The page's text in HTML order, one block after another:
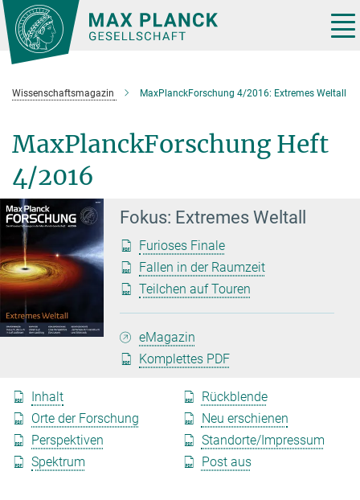
Hauptinhalt
Wissenschaftsmagazin MaxPlanckForschung 4/2016: Extremes Weltall
MaxPlanckForschung Heft
4/2016
Fokus: Extremes Weltall
Furioses Finale
Fallen in der Raumzeit
Teilchen auf Touren
eMagazin
Komplettes PDF
Inhalt
Orte der Forschung
Perspektiven
Spektrum
Rückblende
Neu erschienen
Standorte/Impressum
Post aus